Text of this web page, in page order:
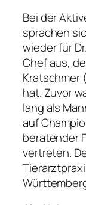
Bei der
sprachen
wieder für
Chef aus,
Kratschmer
hat. Zuvor
lang als
auf
beratender
vertreten.